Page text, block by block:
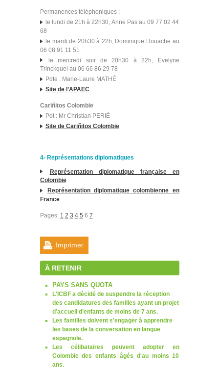
Permanences téléphoniques :
le lundi de 21h à 22h30, Anne Pas au 09 77 02 44
68
le mardi de 20h30 à 22h, Dominique Houache au
06 08 91 11 51
le mercredi soir de 20h30 à 22h, Evelyne
Trinckquel au 06 66 86 29 78
Pdte : Marie-Laure MATHÉ
Site de l’APAEC
Cariñitos Colombie
Pdt : Mr Christian PERIÉ
Site de Cariñitos Colombie
4- Représentations diplomatiques
Représentation diplomatique française en
Colombie
Représentation diplomatique colombienne en
France
Pages: 1 2 3 4 5 6 7
Imprimer
À RETENIR
PAYS SANS QUOTA
L'ICBF a décidé de suspendre la réception
des candidatures des familles ayant un projet
d’accueil d’enfants de moins de 7 ans.
Les familles doivent s'engager à apprendre
les bases de la conversation en langue
espagnole.
Les célibataires peuvent adopter en
Colombie des enfants âgés d'au moins 10
ans.